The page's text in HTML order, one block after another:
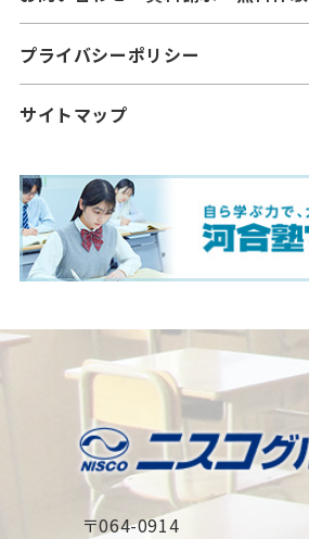
プライバシーポリシー
サイトマップ
〒064-0914